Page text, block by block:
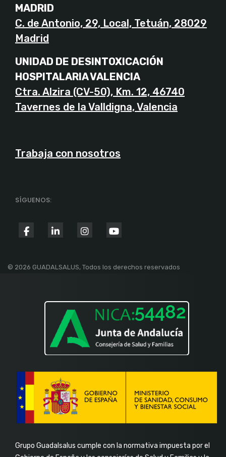
MADRID
C. de Antonio, 29, Local, Tetuán, 28029
Madrid
UNIDAD DE DESINTOXICACIÓN
HOSPITALARIA VALENCIA
Ctra. Alzira (CV-50), Km. 12, 46740
Tavernes de la Valldigna, Valencia
Trabaja con nosotros
SÍGUENOS:
fab
facebook-
fab
linkedin-
fab
instagram
fab
youtube
© 2026 GUADALSALUS, Todos los derechos reservados
Grupo Guadalsalus cumple con la normativa impuesta por el